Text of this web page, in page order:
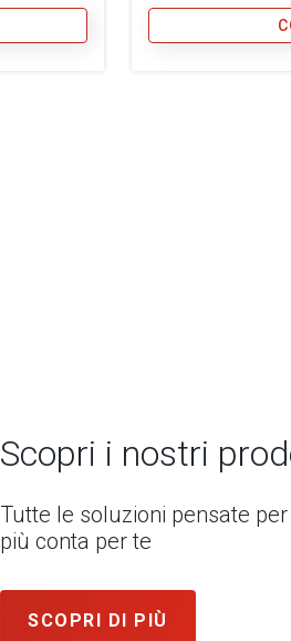
Scopri i nostri
Tutte le soluzioni pensate
più conta per te
SCOPRI DI PIÙ